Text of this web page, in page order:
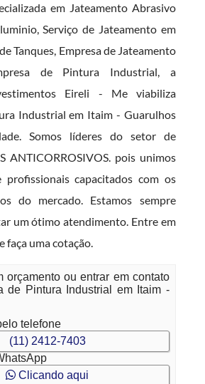
em Jateamento Abrasivo
Serviço de Jateamento em
Tanques, Empresa de Jateamento
de Pintura Industrial, a
Eireli - Me viabiliza
Industrial em Itaim - Guarulhos
Somos líderes do setor de
ANTICORROSIVOS. pois unimos
profissionais capacitados com os
do mercado. Estamos sempre
um ótimo atendimento. Entre em
faça uma cotação.
orçamento ou entrar em contato
de Pintura Industrial em Itaim -
telefone
(11) 2412-7403
Clicando aqui